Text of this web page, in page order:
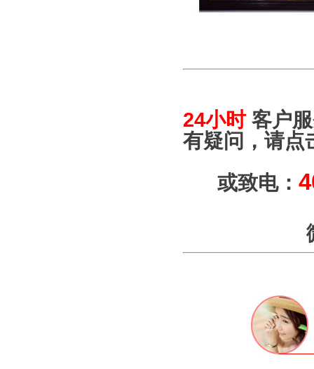
24小时客户服
有疑问，请点
或致电：